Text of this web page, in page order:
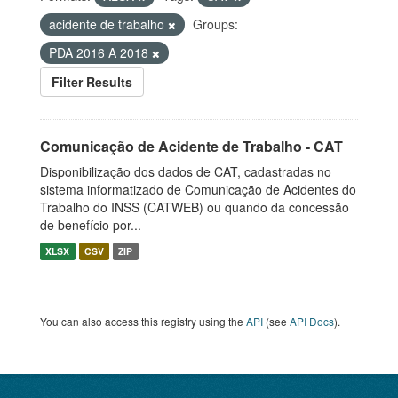
acidente de trabalho
Groups:
PDA 2016 A 2018
Filter Results
Comunicação de Acidente de Trabalho - CAT
Disponibilização dos dados de CAT, cadastradas no
sistema informatizado de Comunicação de Acidentes do
Trabalho do INSS (CATWEB) ou quando da concessão
de benefício por...
XLSX CSV ZIP
You can also access this registry using the API (see API Docs).